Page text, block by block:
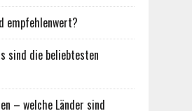
empfehlenwert?
sind die beliebtesten
– welche Länder sind